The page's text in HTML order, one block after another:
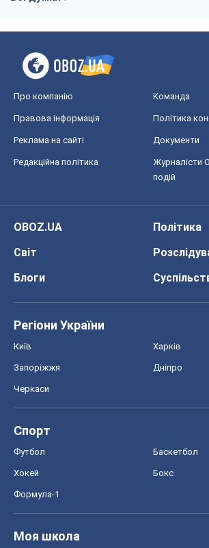
Про компанію Команда
Правова інформація Політика
Реклама на сайті Документи
Редакційна політика
Журналісти
подій
OBOZ.UA
Політика
Світ
Блоги
Регіони України
Київ Харків
Запоріжжя Дніпро
Черкаси
Спорт
Футбол Баскетбол
Хокей Бокс
Формула-1
Моя школа